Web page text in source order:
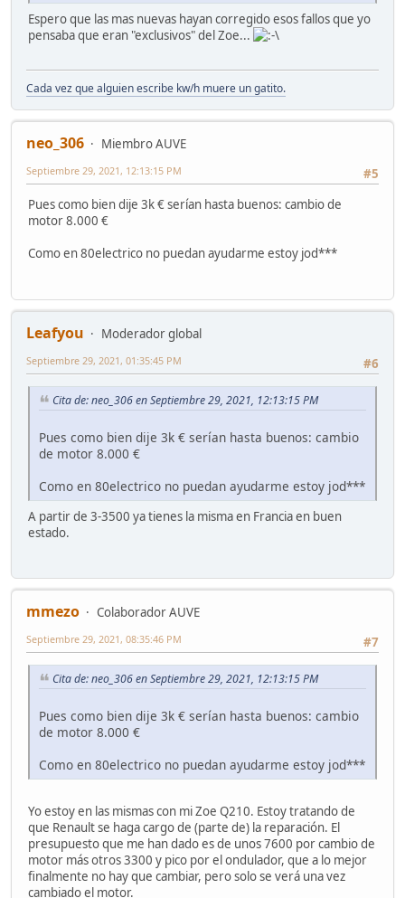
Espero que las mas nuevas hayan corregido esos fallos que yo
pensaba que eran "exclusivos" del Zoe...
Cada vez que alguien escribe kw/h muere un gatito.
neo_306
Miembro AUVE
#5
Septiembre 29, 2021, 12:13:15 PM
Pues como bien dije 3k € serían hasta buenos: cambio de
motor 8.000 €
Como en 80electrico no puedan ayudarme estoy jod***
Leafyou
Moderador global
#6
Septiembre 29, 2021, 01:35:45 PM
Cita de: neo_306 en Septiembre 29, 2021, 12:13:15 PM
Pues como bien dije 3k € serían hasta buenos: cambio
de motor 8.000 €
Como en 80electrico no puedan ayudarme estoy jod***
A partir de 3-3500 ya tienes la misma en Francia en buen
estado.
mmezo
Colaborador AUVE
#7
Septiembre 29, 2021, 08:35:46 PM
Cita de: neo_306 en Septiembre 29, 2021, 12:13:15 PM
Pues como bien dije 3k € serían hasta buenos: cambio
de motor 8.000 €
Como en 80electrico no puedan ayudarme estoy jod***
Yo estoy en las mismas con mi Zoe Q210. Estoy tratando de
que Renault se haga cargo de (parte de) la reparación. El
presupuesto que me han dado es de unos 7600 por cambio de
motor más otros 3300 y pico por el ondulador, que a lo mejor
finalmente no hay que cambiar, pero solo se verá una vez
cambiado el motor.